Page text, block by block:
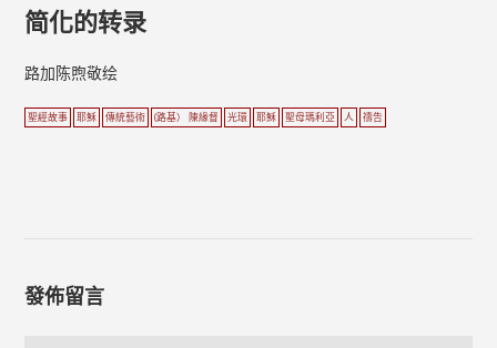
简化的转录
路加陈煦敬绘
聖經故事 耶穌 傳統藝術 (路基） 陳緣督 光環 耶穌 聖母瑪利亞 人 禱告
發佈留言